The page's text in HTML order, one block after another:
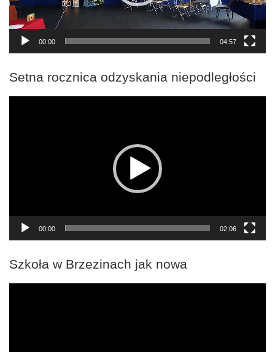
00:00 04:57
Setna rocznica odzyskania niepodległości
00:00 02:06
Szkoła w Brzezinach jak nowa